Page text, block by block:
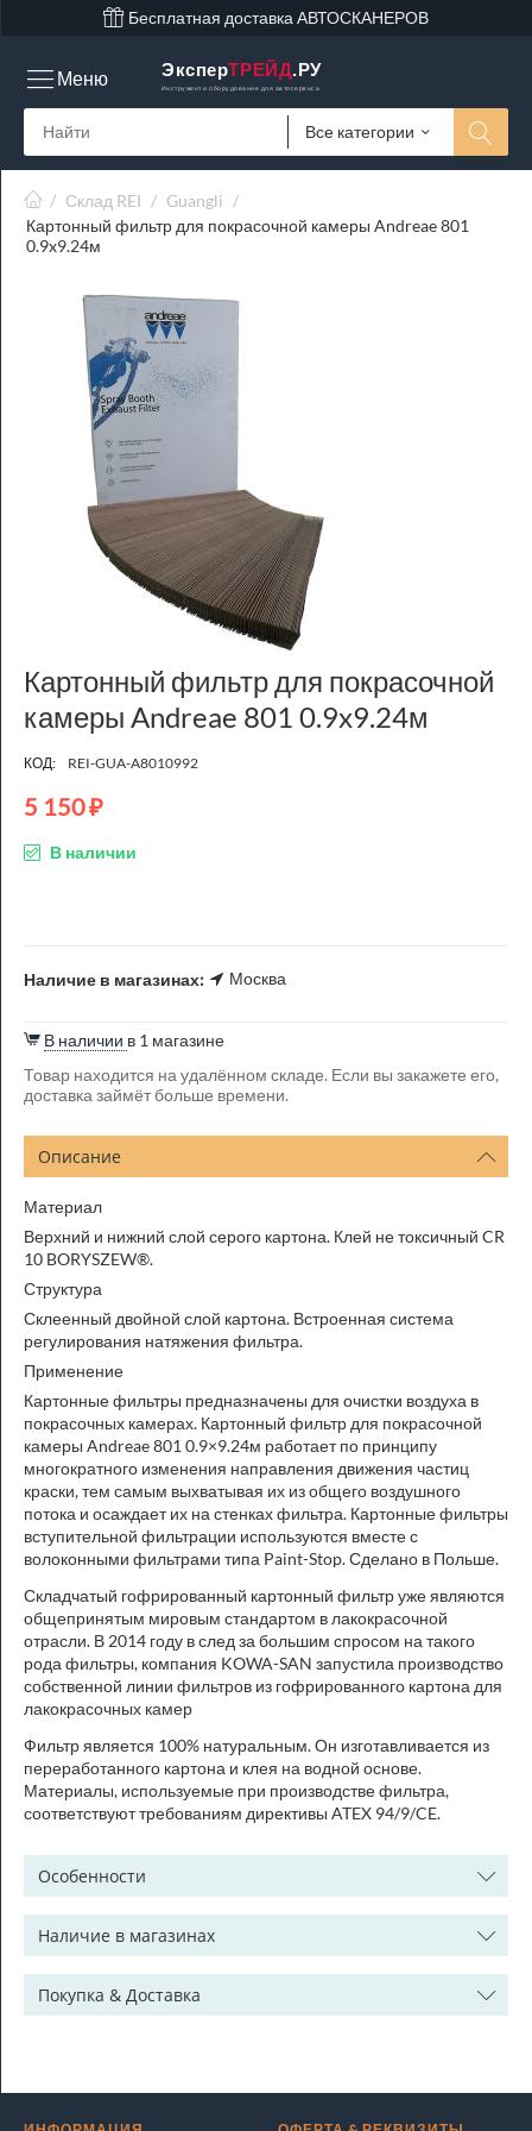
Бесплатная доставка АВТОСКАНЕРОВ
ЭксперТРЕЙД.РУ
Инструмент и оборудование для автосервиса
Все категории
Меню
/ Склад REI / Guangli /
Картонный фильтр для покрасочной камеры Andreae 801
0.9x9.24м
Картонный фильтр для покрасочной
камеры Andreae 801 0.9x9.24м
КОД: REI-GUA-A8010992
5 150₽
В наличии
Наличие в магазинах: Москва
В наличии в 1 магазине
Товар находится на удалённом складе. Если вы закажете его,
доставка займёт больше времени.
Описание
Материал
Верхний и нижний слой серого картона. Клей не токсичный CR
10 BORYSZEW®.
Структура
Склеенный двойной слой картона. Встроенная система
регулирования натяжения фильтра.
Применение
Картонные фильтры предназначены для очистки воздуха в
покрасочных камерах. Картонный фильтр для покрасочной
камеры Andreae 801 0.9×9.24м работает по принципу
многократного изменения направления движения частиц
краски, тем самым выхватывая их из общего воздушного
потока и осаждает их на стенках фильтра. Картонные фильтры
вступительной фильтрации используются вместе с
волоконными фильтрами типа Paint-Stop. Сделано в Польше.
Складчатый гофрированный картонный фильтр уже являются
общепринятым мировым стандартом в лакокрасочной
отрасли. В 2014 году в след за большим спросом на такого
рода фильтры, компания KOWA-SAN запустила производство
собственной линии фильтров из гофрированного картона для
лакокрасочных камер
Фильтр является 100% натуральным. Он изготавливается из
переработанного картона и клея на водной основе.
Материалы, используемые при производстве фильтра,
соответствуют требованиям директивы ATEX 94/9/CE.
Особенности
Наличие в магазинах
Покупка & Доставка